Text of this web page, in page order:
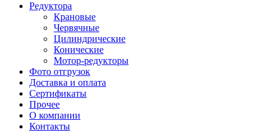
Редуктора
Крановые
Червячные
Цилиндрические
Конические
Мотор-редукторы
Фото отгрузок
Доставка и оплата
Сертификаты
Прочее
О компании
Контакты